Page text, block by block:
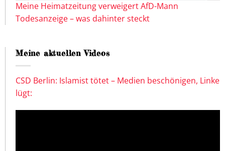
Meine Heimatzeitung verweigert AfD-Mann
Todesanzeige – was dahinter steckt
Meine aktuellen Videos
CSD Berlin: Islamist tötet – Medien beschönigen, Linke
lügt: